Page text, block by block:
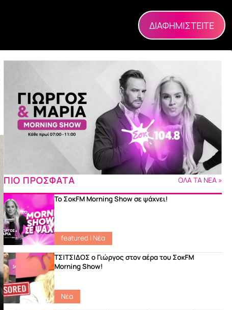
ΔΙΑΦΗΜΙΣΤΕΙΤΕ
ΠΙΟ ΠΡΟΣΦΑΤΑ ΟΛΑ ΤΑ ΝΕΑ »
Το ΣοκFM Morning Show σε ψάχνει!
featured | Νέα
ΤΣΙΤΣΙΔΟΣ ο Γιώργος στον αέρα του ΣοκFM
Morning Show!
Νέα